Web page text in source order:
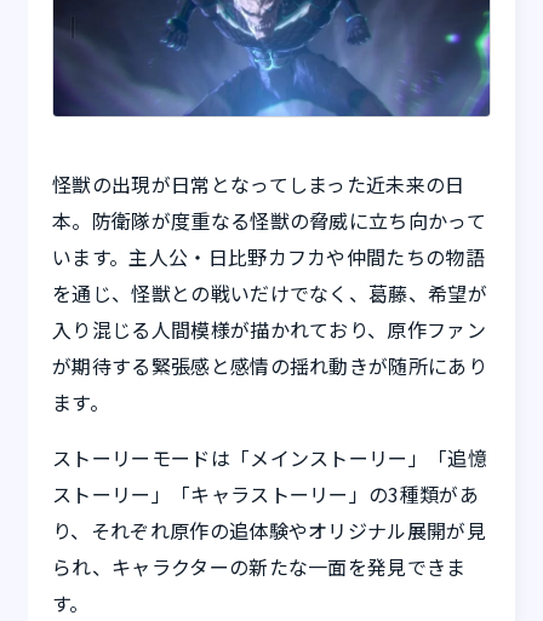
怪獣の出現が日常となってしまった近未来の日
本。防衛隊が度重なる怪獣の脅威に立ち向かって
います。主人公・日比野カフカや仲間たちの物語
を通じ、怪獣との戦いだけでなく、葛藤、希望が
入り混じる人間模様が描かれており、原作ファン
が期待する緊張感と感情の揺れ動きが随所にあり
ます。
ストーリーモードは「メインストーリー」「追憶
ストーリー」「キャラストーリー」の3種類があ
り、それぞれ原作の追体験やオリジナル展開が見
られ、キャラクターの新たな一面を発見できま
す。